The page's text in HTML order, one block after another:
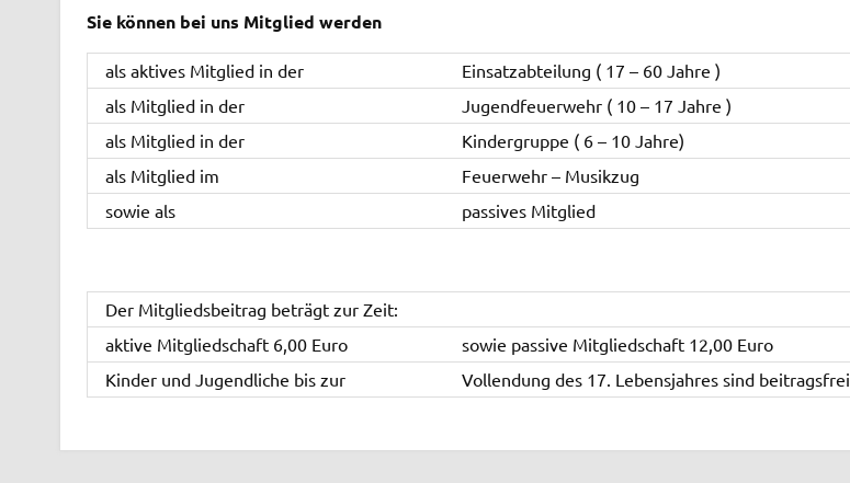
Sie können bei uns Mitglied werden
als aktives Mitglied in der
Einsatzabteilung ( 17 – 60 Jahre )
als Mitglied in der
Jugendfeuerwehr ( 10 – 17 Jahre )
als Mitglied in der
Kindergruppe ( 6 – 10 Jahre)
als Mitglied im
Feuerwehr – Musikzug
sowie als
passives Mitglied
Der Mitgliedsbeitrag beträgt zur Zeit:
aktive Mitgliedschaft 6,00 Euro
sowie passive Mitgliedschaft 12,00 Euro
Kinder und Jugendliche bis zur
Vollendung des 17. Lebensjahres sind beitragsfrei.